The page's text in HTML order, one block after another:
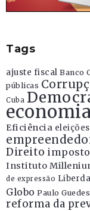
Tags
ajuste fiscal Banco
públicas
Cuba
Eficiência eleições
Direito
Instituto
de expressão
Globo Paulo Guedes
reforma da